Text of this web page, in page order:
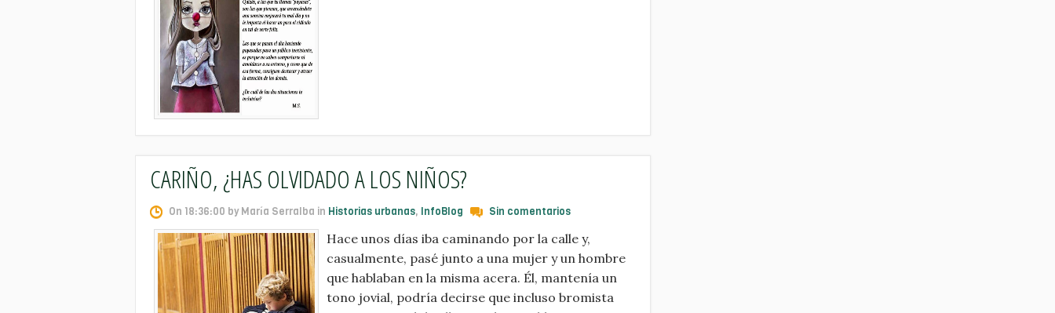
CARIÑO, ¿HAS OLVIDADO A LOS NIÑOS?
On 18:36:00 by María Serralba in Historias urbanas, InfoBlog Sin comentarios
Hace unos días iba caminando por la calle y,
casualmente, pasé junto a una mujer y un hombre
que hablaban en la misma acera. Él, mantenía un
tono jovial, podría decirse que incluso bromista